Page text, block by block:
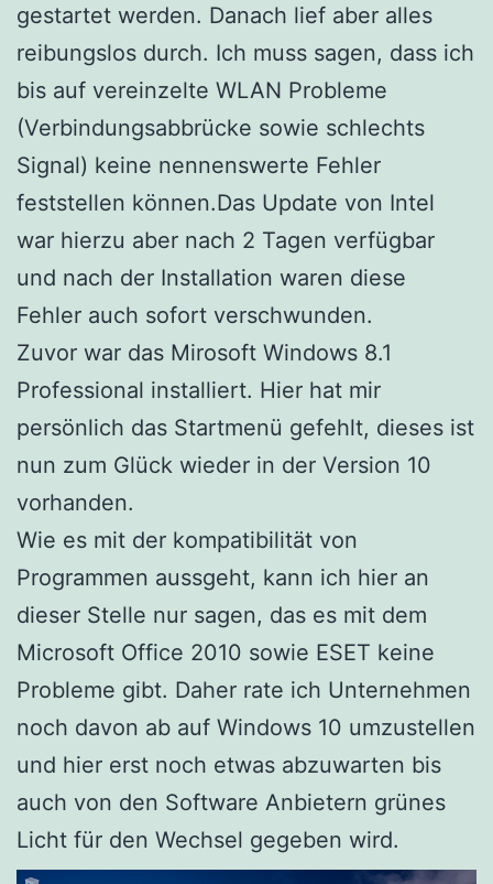
gestartet werden. Danach lief aber alles
reibungslos durch. Ich muss sagen, dass ich
bis auf vereinzelte WLAN Probleme
(Verbindungsabbrücke sowie schlechts
Signal) keine nennenswerte Fehler
feststellen können.Das Update von Intel
war hierzu aber nach 2 Tagen verfügbar
und nach der Installation waren diese
Fehler auch sofort verschwunden.
Zuvor war das Mirosoft Windows 8.1
Professional installiert. Hier hat mir
persönlich das Startmenü gefehlt, dieses ist
nun zum Glück wieder in der Version 10
vorhanden.
Wie es mit der kompatibilität von
Programmen aussgeht, kann ich hier an
dieser Stelle nur sagen, das es mit dem
Microsoft Office 2010 sowie ESET keine
Probleme gibt. Daher rate ich Unternehmen
noch davon ab auf Windows 10 umzustellen
und hier erst noch etwas abzuwarten bis
auch von den Software Anbietern grünes
Licht für den Wechsel gegeben wird.